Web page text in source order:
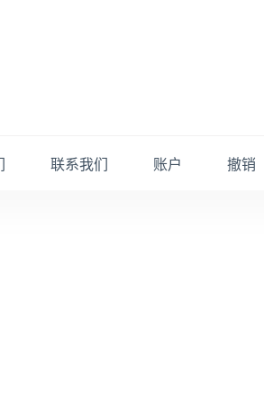
联系我们 账户 撤销